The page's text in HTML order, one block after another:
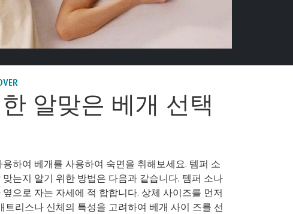
알맞은 베개 선택
하여 베개를 사용하여 숙면을 취해보세요. 템퍼 소
는지 알기 위한 방법은 다음과 같습니다. 템퍼 소나
으로 자는 자세에 적 합합니다. 상체 사이즈를 먼저
트리스나 신체의 특성을 고려하여 베개 사이 즈를 선